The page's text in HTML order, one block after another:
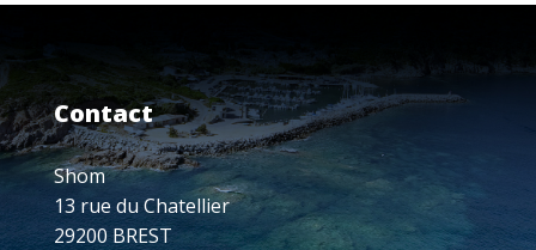
Contact
Shom
13 rue du Chatellier
29200 BREST